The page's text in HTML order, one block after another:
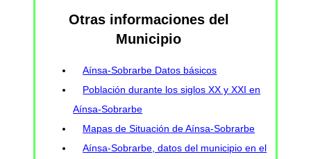
Otras informaciones del
Municipio
Aínsa-Sobrarbe Datos básicos
Población durante los siglos XX y XXI en
Aínsa-Sobrarbe
Mapas de Situación de Aínsa-Sobrarbe
Aínsa-Sobrarbe, datos del municipio en el